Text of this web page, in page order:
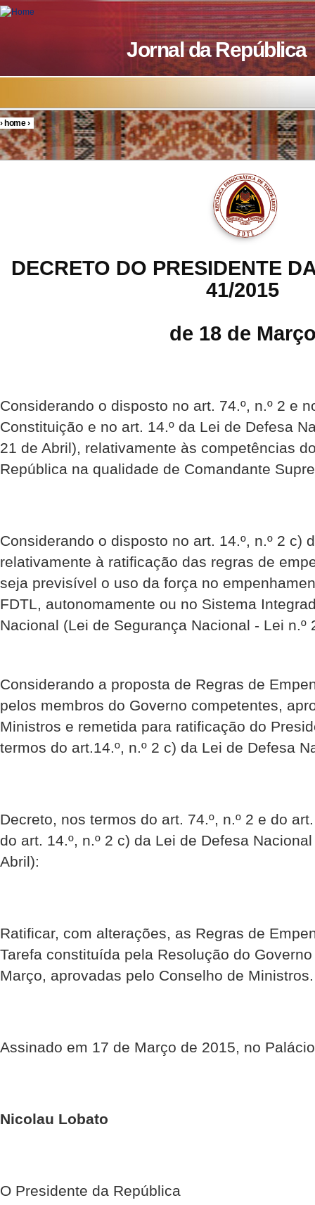
Skip to main content
Jornal da República
You are here
›home›
DECRETO DO PRESIDENTE
41/2015
de 18 de
Considerando o disposto no art. 74.º, n.º 2 e
Constituição e no art. 14.º da Lei de Defesa
21 de Abril), relativamente às competências
República na qualidade de Comandante
Considerando o disposto no art. 14.º, n.º 2 c)
relativamente à ratificação das regras de
seja previsível o uso da força no
FDTL, autonomamente ou no Sistema
Nacional (Lei de Segurança Nacional - Lei n.º
Considerando a proposta de Regras de
pelos membros do Governo competentes,
Ministros e remetida para ratificação do
termos do art.14.º, n.º 2 c) da Lei de Defesa
Decreto, nos termos do art. 74.º, n.º 2 e do
do art. 14.º, n.º 2 c) da Lei de Defesa
Abril):
Ratificar, com alterações, as Regras de
Tarefa constituída pela Resolução do
Março, aprovadas pelo Conselho de Ministros.
Assinado em 17 de Março de 2015, no
Nicolau Lobato
O Presidente da República